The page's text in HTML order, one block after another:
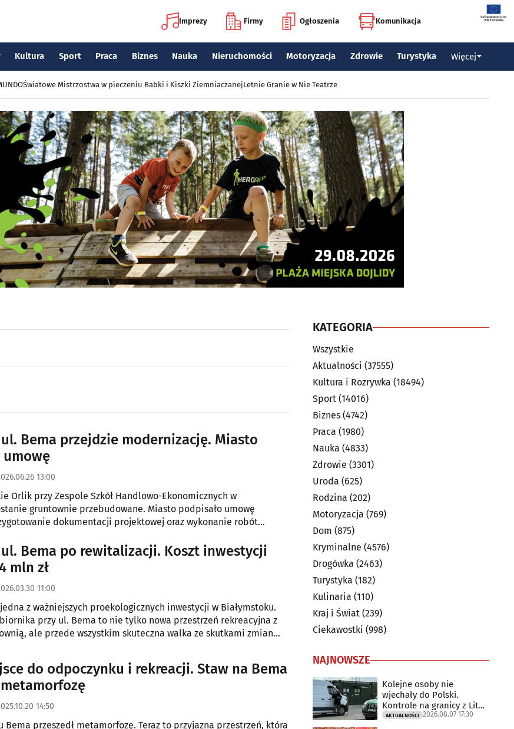
Imprezy Firmy Ogłoszenia Komunikacja
Kultura Sport Praca Biznes Nauka Nieruchomości Motoryzacja Zdrowie Turystyka Więcej
Światowe Mistrzostwa w pieczeniu Babki i Kiszki ZiemniaczanejLetnie Granie w Nie Teatrze
Bema przejdzie modernizację. Miasto
umowę
13:00
Orlik przy Zespole Szkół Handlowo-Ekonomicznych w
gruntownie przebudowane. Miasto podpisało umowę
dokumentacji projektowej oraz wykonanie robót
Bema po rewitalizacji. Koszt inwestycji
mln zł
11:00
z ważniejszych proekologicznych inwestycji w Białymstoku.
przy ul. Bema to nie tylko nowa przestrzeń rekreacyjna z
ale przede wszystkim skuteczna walka ze skutkami zmian
do odpoczynku i rekreacji. Staw na Bema
14:50
Bema przeszedł metamorfozę. Teraz to przyjazna przestrzeń, która
KATEGORIA
Wszystkie
Aktualności (37555)
Kultura i Rozrywka (18494)
Sport (14016)
Biznes (4742)
Praca (1980)
Nauka (4833)
Zdrowie (3301)
Uroda (625)
Rodzina (202)
Motoryzacja (769)
Dom (875)
Kryminalne (4576)
Drogówka (2463)
Turystyka (182)
Kulinaria (110)
Kraj i Świat (239)
Ciekawostki (998)
NAJNOWSZE
Kolejne osoby nie
wjechały do Polski.
Kontrole na granicy z Litwą
trwają
AKTUALNOŚCI 2026.08.07 17:30